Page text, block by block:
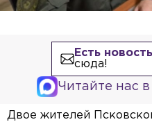
Есть
сюда!
Читайте нас
Двое жителей